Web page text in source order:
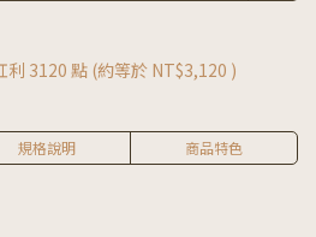
利 3120 點 (約等於 NT$3,120 )
規格說明 商品特色